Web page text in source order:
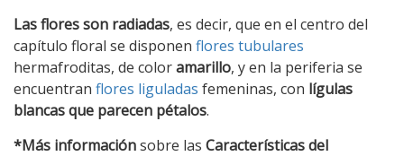
Las flores son radiadas, es decir, que en el centro del
capítulo floral se disponen flores tubulares
hermafroditas, de coloramarillo, y en la periferia se
encuentran flores liguladas femeninas, con lígulas
blancas que parecen pétalos.
*Más informaciónsobre las Características del